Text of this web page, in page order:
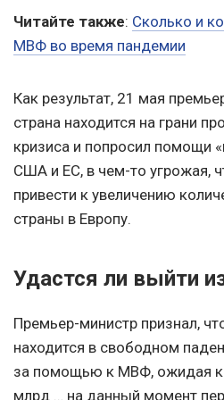
Читайте также: Сколько и
МВФ во время пандемии
Как результат, 21 мая
страна находится на грани
кризиса и попросил помощи
США и ЕС, в чем-то угрожая,
привести к увеличению
страны в Европу.
Удастся ли выйти
Премьер-министр признал,
находится в свободном
за помощью к МВФ, ожидая
млрд … на данный момент